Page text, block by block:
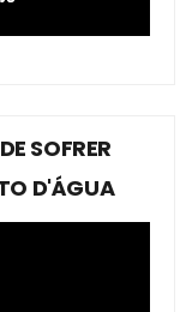
SOFRER
D'ÁGUA